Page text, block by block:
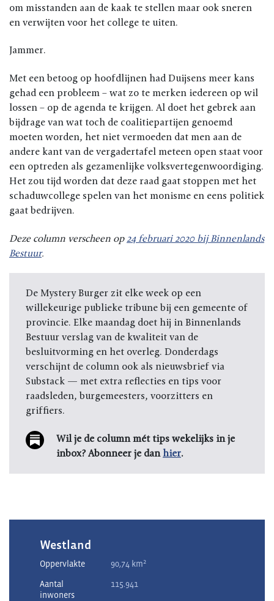
om misstanden aan de kaak te stellen maar ook sneren
en verwijten voor het college te uiten.
Jammer.
Met een betoog op hoofdlijnen had Duijsens meer kans
gehad een probleem – wat zo te merken iedereen op wil
lossen – op de agenda te krijgen. Al doet het gebrek aan
bijdrage van wat toch de coalitiepartijen genoemd
moeten worden, het niet vermoeden dat men aan de
andere kant van de vergadertafel meteen open staat voor
een optreden als gezamenlijke volksvertegenwoordiging.
Het zou tijd worden dat deze raad gaat stoppen met het
schaduwcollege spelen van het monisme en eens politiek
gaat bedrijven.
Deze column verscheen op 24 februari 2020 bij Binnenlands
Bestuur.
De Mystery Burger zit elke week op een
willekeurige publieke tribune bij een gemeente of
provincie. Elke maandag doet hij in Binnenlands
Bestuur verslag van de kwaliteit van de
besluitvorming en het overleg. Donderdags
verschijnt de column ook als nieuwsbrief via
Substack — met extra reflecties en tips voor
raadsleden, burgemeesters, voorzitters en
griffiers.
Wil je de column mét tips wekelijks in je
inbox? Abonneer je dan hier.
Westland
Oppervlakte 90,74 km2
Aantal
inwoners
115.941